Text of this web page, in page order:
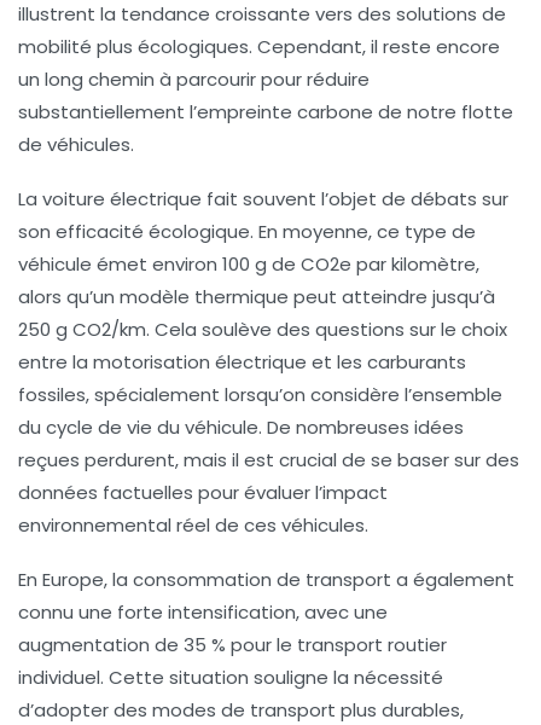
illustrent la tendance croissante vers des solutions de
mobilité plus écologiques. Cependant, il reste encore
un long chemin à parcourir pour réduire
substantiellement l’empreinte carbone de notre flotte
de véhicules.
La voiture électrique fait souvent l’objet de débats sur
son efficacité écologique. En moyenne, ce type de
véhicule émet environ 100 g de CO2e par kilomètre,
alors qu’un modèle thermique peut atteindre jusqu’à
250 g CO2/km. Cela soulève des questions sur le choix
entre la motorisation électrique et les carburants
fossiles, spécialement lorsqu’on considère l’ensemble
du cycle de vie du véhicule. De nombreuses idées
reçues perdurent, mais il est crucial de se baser sur des
données factuelles pour évaluer l’impact
environnemental réel de ces véhicules.
En Europe, la consommation de transport a également
connu une forte intensification, avec une
augmentation de 35 % pour le transport routier
individuel. Cette situation souligne la nécessité
d’adopter des modes de transport plus durables,